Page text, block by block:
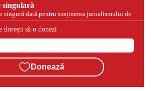
singulară
singură dată pentru susținerea jurnalismului de
dorești să o donezi
Donează